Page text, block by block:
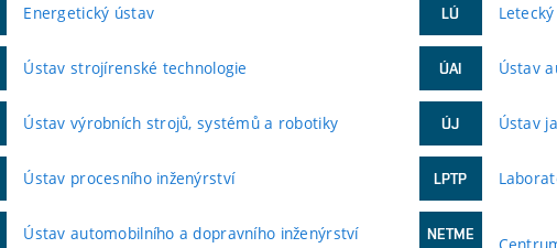
Energetický ústav
Ústav strojírenské technologie
Ústav výrobních strojů, systémů a robotiky
Ústav procesního inženýrství
Ústav automobilního a dopravního inženýrství
LÚ
ÚAI Ústav
ÚJ Ústav
LPTP
NETME